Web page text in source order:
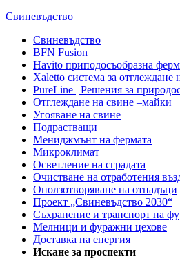
Свиневъдство
Свиневъдство
BFN Fusion
Havito приподосъобразна
Xaletto система за отглеждане
PureLine | Решения за
Отглеждане на свине –майки
Угояване на свине
Подрастващи
Мениджмънт на фермата
Микроклимат
Осветление на сградата
Очистване на отработения
Оползотворяване на отпадъци
Проект „Свиневъдство 2030“
Съхранение и транспорт на
Мелници и фуражни цехове
Доставка на енергия
Искане за проспекти